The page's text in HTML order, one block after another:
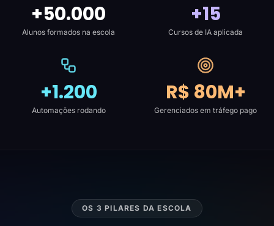
+50.000
Alunos formados na escola
+15
Cursos de IA aplicada
+1.200
Automações rodando
R$ 80M+
Gerenciados em tráfego pago
OS 3 PILARES DA ESCOLA